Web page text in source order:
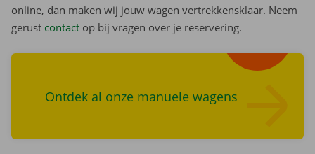
online, dan maken wij jouw wagen vertrekkensklaar. Neem
gerust contact op bij vragen over je reservering.
Ontdek al onze manuele wagens